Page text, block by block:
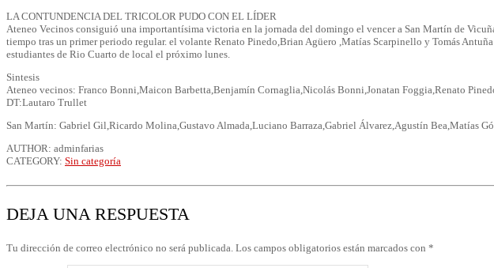
LA CONTUNDENCIA DEL TRICOLOR PUDO CON EL LÍDER
Ateneo Vecinos consiguió una importantísima victoria en la jornada del domingo el vencer a San Martín de
tiempo tras un primer periodo regular. el volante Renato Pinedo,Brian Agüero ,Matías Scarpinello y Tomás
estudiantes de Rio Cuarto de local el próximo lunes.
Sintesis
Ateneo vecinos: Franco Bonni,Maicon Barbetta,Benjamín Cornaglia,Nicolás Bonni,Jonatan Foggia,Renato
DT:Lautaro Trullet
San Martín: Gabriel Gil,Ricardo Molina,Gustavo Almada,Luciano Barraza,Gabriel Álvarez,Agustín Bea,Matías
AUTHOR: adminfarias
CATEGORY: Sin categoría
DEJA UNA RESPUESTA
Tu dirección de correo electrónico no será publicada. Los campos obligatorios están marcados con *